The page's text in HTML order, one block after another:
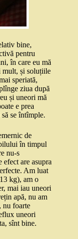
bine,
pentru
în care eu mă
mult, și soluțiile
speriată,
ziua după
și uneori mă
e prea
să se întîmple.
de
în timpul
nu-s
efect are asupra
Am luat
kg), am o
mai iau uneori
apă, nu am
nu foarte
uneori
sînt bine.